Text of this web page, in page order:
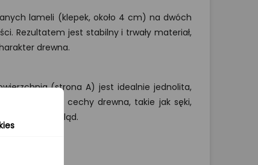
lameli (klepek, około 4 cm) na dwóch
Rezultatem jest stabilny i trwały materiał,
drewna.
(strona A) jest idealnie jednolita,
naturalne cechy drewna, takie jak sęki,
wygląd.